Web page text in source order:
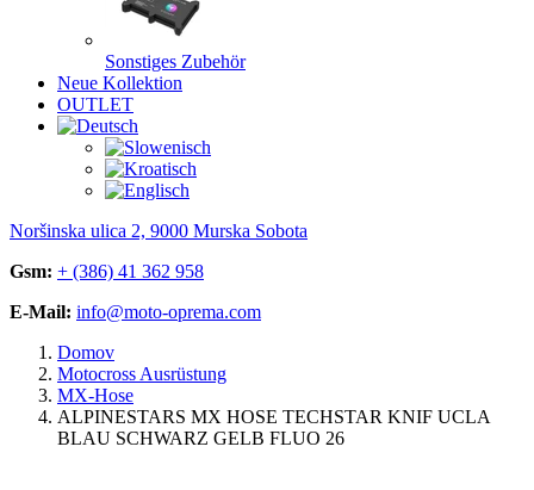
Sonstiges Zubehör
Neue Kollektion
OUTLET
Noršinska ulica 2, 9000 Murska Sobota
Gsm: + (386) 41 362 958
E-Mail: info@moto-oprema.com
Domov
Motocross Ausrüstung
MX-Hose
ALPINESTARS MX HOSE TECHSTAR KNIF UCLA
BLAU SCHWARZ GELB FLUO 26